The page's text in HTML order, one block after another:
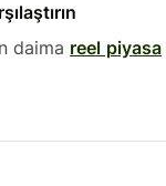
daima reel piyasa